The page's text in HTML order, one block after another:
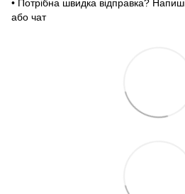
• Потрібна швидка відправка?
або чат